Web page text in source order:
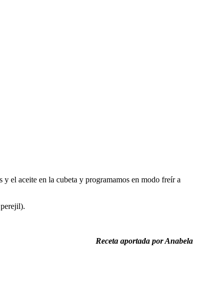
el aceite en la cubeta y programamos en modo freír a
Receta aportada por Anabela